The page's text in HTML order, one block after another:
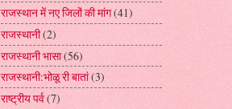
राजस्थान में नए जिलों की मांग(41)
राजस्थानी(2)
राजस्थानी भासा(56)
राजस्थानी:भोळू री बातां(3)
राष्ट्रीय पर्व(7)